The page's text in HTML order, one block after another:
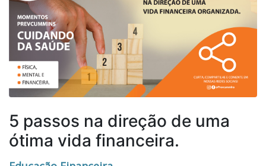
5 passos na direção de uma
ótima vida financeira.